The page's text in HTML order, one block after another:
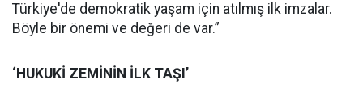
Türkiye'de demokratik yaşam için atılmış ilk imzalar.
Böyle bir önemi ve değeri de var.”
‘HUKUKİ ZEMİNİN İLK TAŞI’